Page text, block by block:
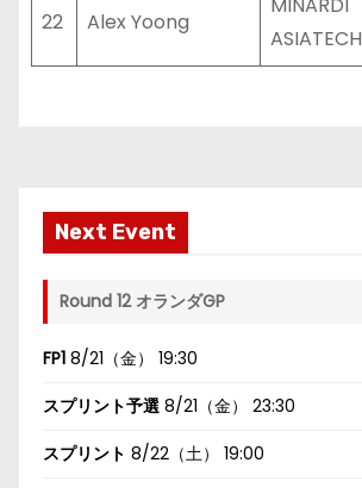
22 Alex Yoong
ASIATECH
Next Event
Round 12 オランダGP
FP1 8/21（金） 19:30
スプリント予選 8/21（金） 23:30
スプリント 8/22（土） 19:00